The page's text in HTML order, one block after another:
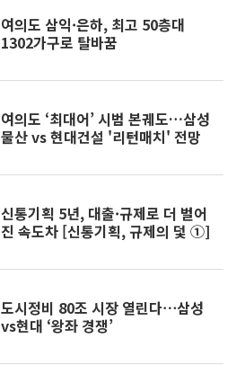
여의도 삼익·은하, 최고 50층대
1302가구로 탈바꿈
여의도 ‘최대어’ 시범 본궤도…삼성
물산 vs 현대건설 '리턴매치' 전망
신통기획 5년, 대출·규제로 더 벌어
진 속도차 [신통기획, 규제의 덫 ①]
도시정비 80조 시장 열린다⋯삼성
vs현대 ‘왕좌 경쟁’